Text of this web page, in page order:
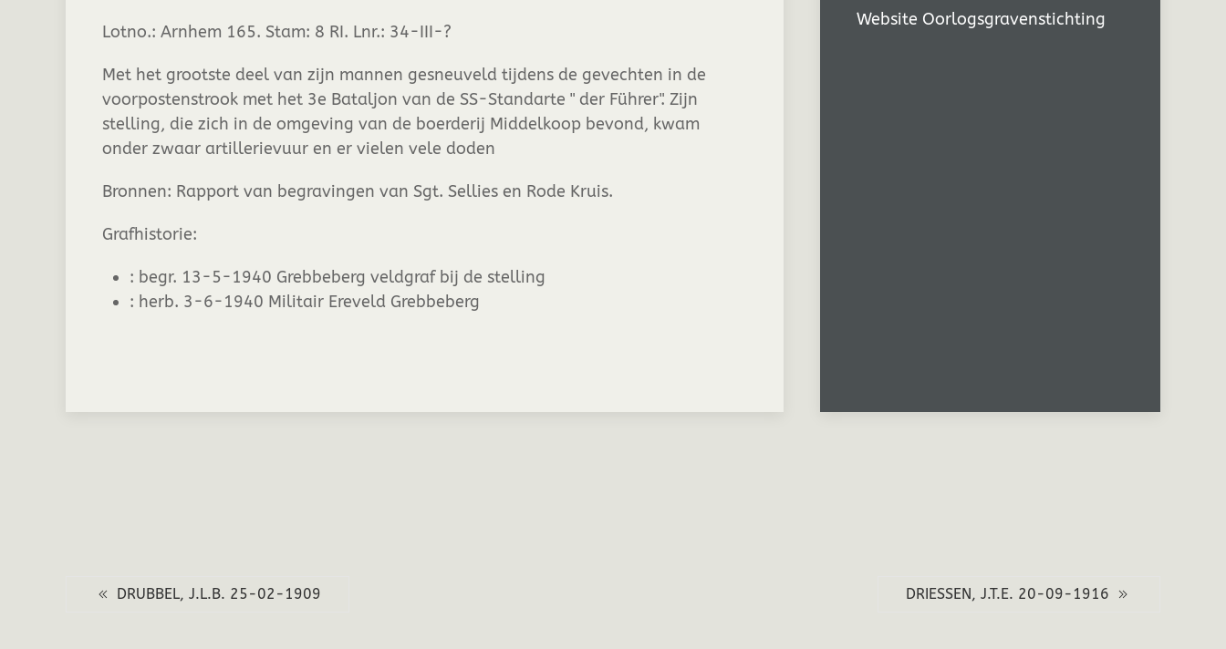
Lotno.: Arnhem 165. Stam: 8 RI. Lnr.: 34-III-?
Met het grootste deel van zijn mannen gesneuveld tijdens de gevechten in de
voorpostenstrook met het 3e Bataljon van de SS-Standarte " der Führer". Zijn
stelling, die zich in de omgeving van de boerderij Middelkoop bevond, kwam
onder zwaar artillerievuur en er vielen vele doden
Bronnen: Rapport van begravingen van Sgt. Sellies en Rode Kruis.
Grafhistorie:
: begr. 13-5-1940 Grebbeberg veldgraf bij de stelling
: herb. 3-6-1940 Militair Ereveld Grebbeberg
Website Oorlogsgravenstichting
DRUBBEL, J.L.B. 25-02-1909 DRIESSEN, J.T.E. 20-09-1916